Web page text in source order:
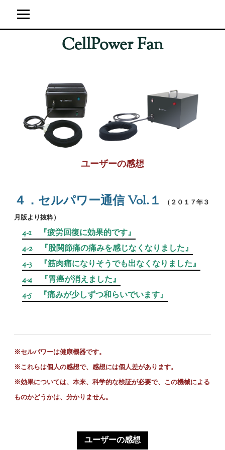
超強力神経波磁力線発生器
サイト運営概要
ブログ
CellPower Fan
ユーザーの感想
４．セルパワー通信 Vol.１
（２０１７年３
月版より抜粋）
4-1 『疲労回復に効果的です』
4-2 『股関節痛の痛みを感じなくなりました』
4-3 『筋肉痛になりそうでも出なくなりました』
4-4 『胃癌が消えました』
4-5 『痛みが少しずつ和らいでいます』
※セルパワーは健康機器です。
※これらは個人の感想で、感想には個人差があります。
※効果については、本来、科学的な検証が必要で、この機械による
ものかどうかは、分かりません。
ユーザーの感想